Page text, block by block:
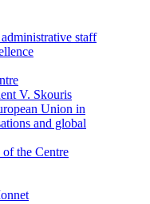
administrative staff
V. Skouris
Union in
and global
the Centre